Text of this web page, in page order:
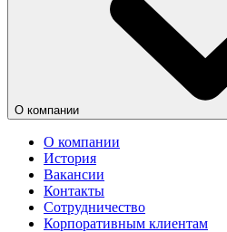
О компании
О компании
История
Вакансии
Контакты
Сотрудничество
Корпоративным клиентам